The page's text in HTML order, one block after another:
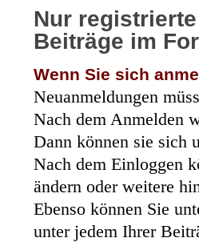
Nur
Beiträge im
Wenn Sie sich
Neuanmeldungen
Nach dem Anmelden
Dann können sie sich
Nach dem Einloggen
ändern oder weitere
Ebenso können Sie
unter jedem Ihrer